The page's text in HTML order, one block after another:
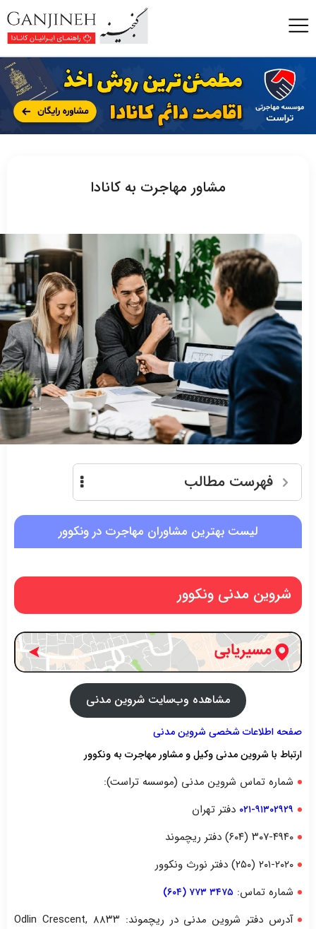
مشاور مهاجرت به کانادا
فهرست مطالب
لیست بهترین مشاوران مهاجرت در ونکوور
شروین مدنی ونکوور
مشاهده وب‌سایت شروین مدنی
صفحه اطلاعات شخصی شروین مدنی
ارتباط با شروین مدنی وکیل و مشاور مهاجرت به ونکوور
شماره تماس شروین مدنی (موسسه تراست):
۰۲۱-۹۱۳۰۲۹۲۹دفتر تهران
۳۰۷-۴۹۴۰ (۶۰۴) دفتر ریچموند
۲۰۱-۲۰۲۰ (۲۵۰) دفتر نورث ونکوور
شماره تماس:۳۴۷۵ ۷۷۳ (۶۰۴)
آدرس دفتر شروین مدنی در ریچموند: ۸۸۳۳ Odlin Crescent,